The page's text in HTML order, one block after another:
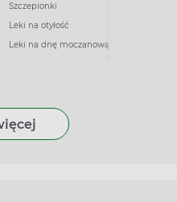
Szczepionki
Leki na otyłość
Leki na dnę moczanową